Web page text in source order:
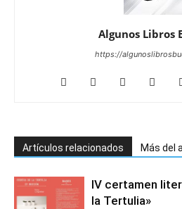
Algunos Libros
https://
Artículos relacionados Más del
IV certamen
la Tertulia»